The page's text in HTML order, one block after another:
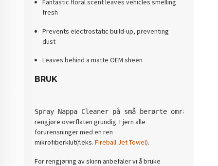
Fantastic floral scent leaves vehicles smelling
fresh
Prevents electrostatic build-up, preventing
dust
Leaves behind a matte OEM sheen
BRUK
Spray Nappa Cleaner på små berørte områder
rengjøre overflaten grundig. Fjern alle
forurensninger med en ren
mikrofiberklut(f.eks. Fireball Jet Towel).
For rengjøring av skinn anbefaler vi å bruke